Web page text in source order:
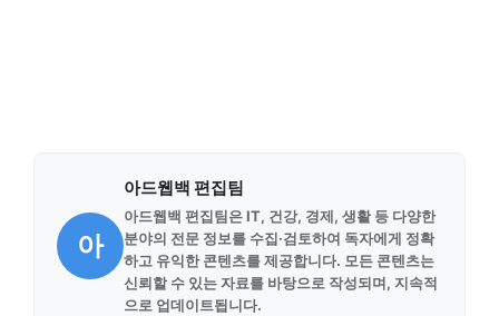
아
아드웹백 편집팀
아드웹백 편집팀은 IT, 건강, 경제, 생활 등 다양한
분야의 전문 정보를 수집·검토하여 독자에게 정확
하고 유익한 콘텐츠를 제공합니다. 모든 콘텐츠는
신뢰할 수 있는 자료를 바탕으로 작성되며, 지속적
으로 업데이트됩니다.